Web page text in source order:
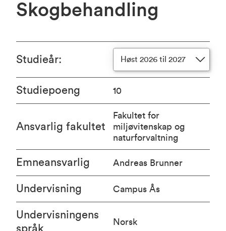
Skogbehandling
Studieår: Høst 2026 til 2027
Studiepoeng 10
Ansvarlig fakultet
Fakultet for
miljøvitenskap og
naturforvaltning
Emneansvarlig Andreas Brunner
Undervisning Campus Ås
Undervisningens
språk
Norsk